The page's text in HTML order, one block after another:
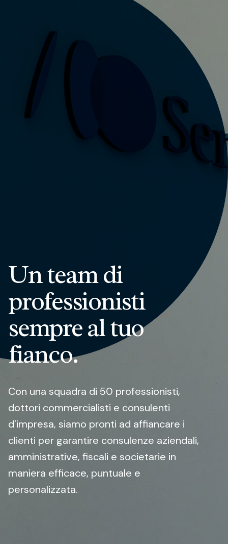
Un team di
professionisti
sempre al tuo
fianco.
Con una squadra di 50 professionisti,
dottori commercialisti e consulenti
d’impresa, siamo pronti ad affiancare i
clienti per garantire consulenze aziendali,
amministrative, fiscali e societarie in
maniera efficace, puntuale e
personalizzata.